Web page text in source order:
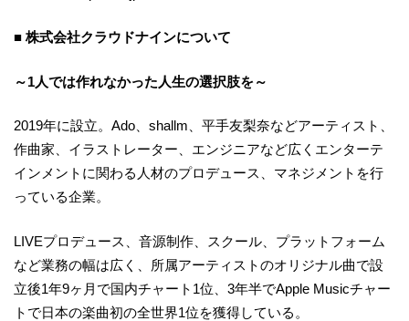
■ 株式会社クラウドナインについて
～1人では作れなかった人生の選択肢を～
2019年に設立。Ado、shallm、平手友梨奈などアーティスト、
作曲家、イラストレーター、エンジニアなど広くエンターテ
インメントに関わる人材のプロデュース、マネジメントを行
っている企業。
LIVEプロデュース、音源制作、スクール、プラットフォーム
など業務の幅は広く、所属アーティストのオリジナル曲で設
立後1年9ヶ月で国内チャート1位、3年半でApple Musicチャー
トで日本の楽曲初の全世界1位を獲得している。